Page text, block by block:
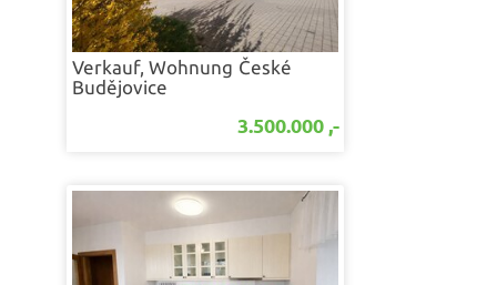
Verkauf, Wohnung České
Budějovice
3.500.000 ,-